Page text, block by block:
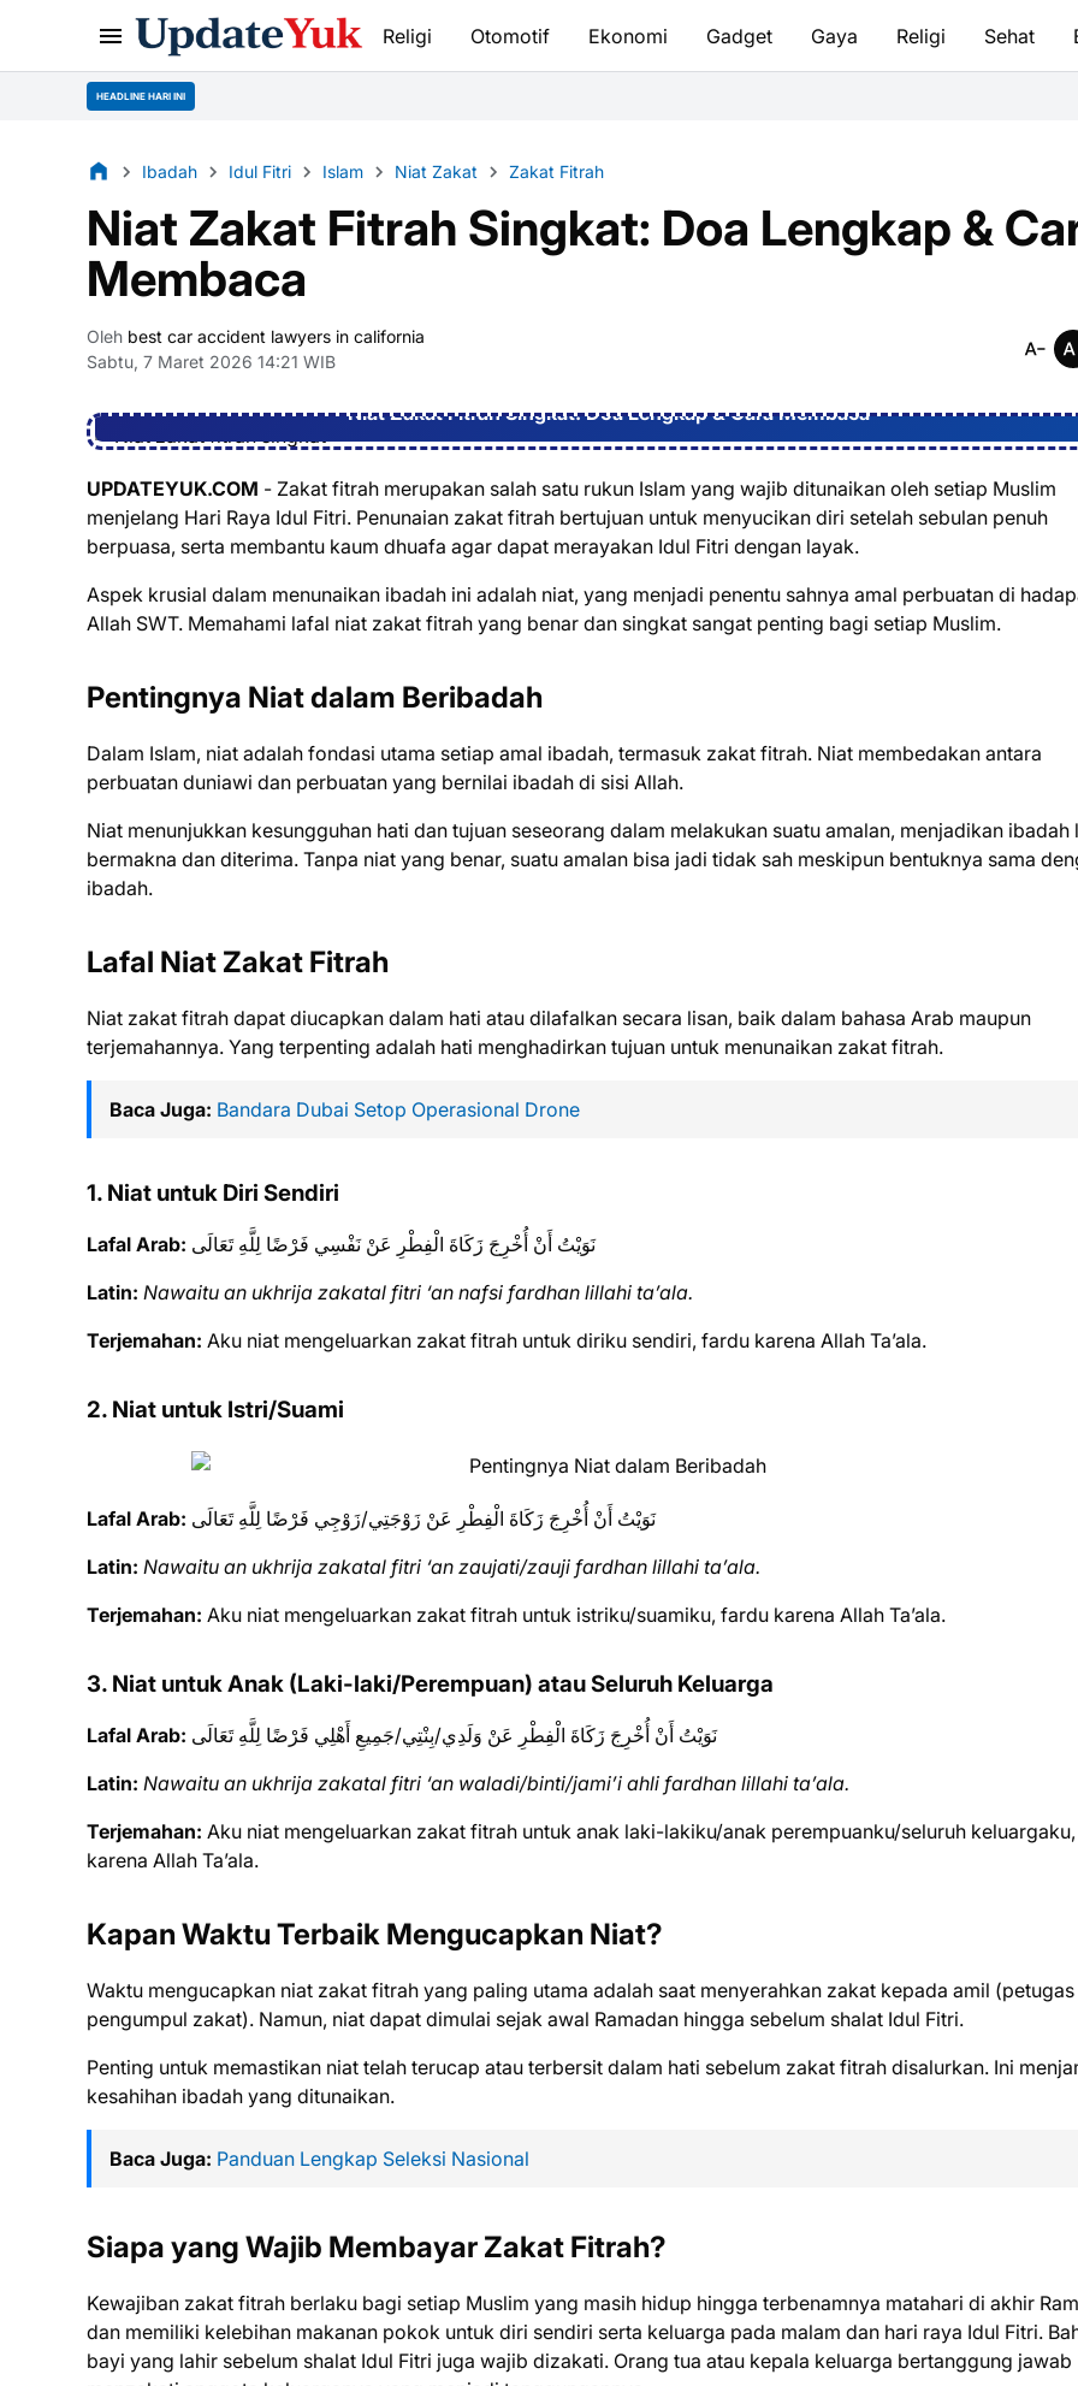
Religi Otomotif Ekonomi Gadget Gaya Religi Sehat
HEADLINE HARI INI Tata Cara
Ibadah Idul Fitri Islam Niat Zakat Zakat Fitrah
Niat Zakat Fitrah Singkat: Doa Lengkap &
Membaca
Oleh best car accident lawyers in california
Sabtu, 7 Maret 2026 14:21 WIB
Niat Zakat Fitrah Singkat: Doa Lengkap & Cara Membaca
UPDATEYUK.COM - Zakat fitrah merupakan salah satu rukun Islam yang wajib ditunaikan oleh setiap Muslim
menjelang Hari Raya Idul Fitri. Penunaian zakat fitrah bertujuan untuk menyucikan diri setelah sebulan penuh
berpuasa, serta membantu kaum dhuafa agar dapat merayakan Idul Fitri dengan layak.
Aspek krusial dalam menunaikan ibadah ini adalah niat, yang menjadi penentu sahnya amal perbuatan di
Allah SWT. Memahami lafal niat zakat fitrah yang benar dan singkat sangat penting bagi setiap Muslim.
Pentingnya Niat dalam Beribadah
Dalam Islam, niat adalah fondasi utama setiap amal ibadah, termasuk zakat fitrah. Niat membedakan antara
perbuatan duniawi dan perbuatan yang bernilai ibadah di sisi Allah.
Niat menunjukkan kesungguhan hati dan tujuan seseorang dalam melakukan suatu amalan, menjadikan ibadah
bermakna dan diterima. Tanpa niat yang benar, suatu amalan bisa jadi tidak sah meskipun bentuknya sama
ibadah.
Lafal Niat Zakat Fitrah
Niat zakat fitrah dapat diucapkan dalam hati atau dilafalkan secara lisan, baik dalam bahasa Arab maupun
terjemahannya. Yang terpenting adalah hati menghadirkan tujuan untuk menunaikan zakat fitrah.
Baca Juga: Bandara Dubai Setop Operasional Drone
1. Niat untuk Diri Sendiri
Lafal Arab: نَوَيْتُ أَنْ أُخْرِجَ زَكَاةَ الْفِطْرِ عَنْ نَفْسِي فَرْضًا لِلَّهِ تَعَالَى
Latin: Nawaitu an ukhrija zakatal fitri ‘an nafsi fardhan lillahi ta’ala.
Terjemahan: Aku niat mengeluarkan zakat fitrah untuk diriku sendiri, fardu karena Allah Ta’ala.
2. Niat untuk Istri/Suami
Lafal Arab: نَوَيْتُ أَنْ أُخْرِجَ زَكَاةَ الْفِطْرِ عَنْ زَوْجَتِي/زَوْجِي فَرْضًا لِلَّهِ تَعَالَى
Latin: Nawaitu an ukhrija zakatal fitri ‘an zaujati/zauji fardhan lillahi ta’ala.
Terjemahan: Aku niat mengeluarkan zakat fitrah untuk istriku/suamiku, fardu karena Allah Ta’ala.
3. Niat untuk Anak (Laki-laki/Perempuan) atau Seluruh Keluarga
Lafal Arab: نَوَيْتُ أَنْ أُخْرِجَ زَكَاةَ الْفِطْرِ عَنْ وَلَدِي/بِنْتِي/جَمِيعِ أَهْلِي فَرْضًا لِلَّهِ تَعَالَى
Latin: Nawaitu an ukhrija zakatal fitri ‘an waladi/binti/jami’i ahli fardhan lillahi ta’ala.
Terjemahan: Aku niat mengeluarkan zakat fitrah untuk anak laki-lakiku/anak perempuanku/seluruh
karena Allah Ta’ala.
Kapan Waktu Terbaik Mengucapkan Niat?
Waktu mengucapkan niat zakat fitrah yang paling utama adalah saat menyerahkan zakat kepada amil (petugas
pengumpul zakat). Namun, niat dapat dimulai sejak awal Ramadan hingga sebelum shalat Idul Fitri.
Penting untuk memastikan niat telah terucap atau terbersit dalam hati sebelum zakat fitrah disalurkan. Ini
kesahihan ibadah yang ditunaikan.
Baca Juga: Panduan Lengkap Seleksi Nasional
Siapa yang Wajib Membayar Zakat Fitrah?
Kewajiban zakat fitrah berlaku bagi setiap Muslim yang masih hidup hingga terbenamnya matahari di akhir
dan memiliki kelebihan makanan pokok untuk diri sendiri serta keluarga pada malam dan hari raya Idul Fitri.
bayi yang lahir sebelum shalat Idul Fitri juga wajib dizakati. Orang tua atau kepala keluarga bertanggung jawab